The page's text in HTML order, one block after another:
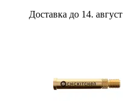
Доставка до 14. август